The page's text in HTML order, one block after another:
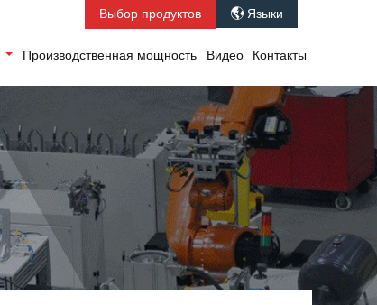
Выбор продуктов  Языки
Производственная мощность Видео Контакты